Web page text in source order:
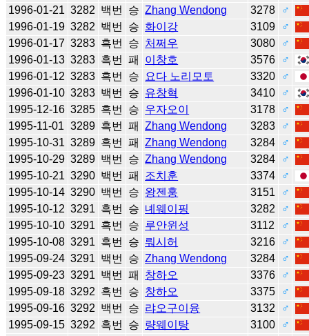
1996-01-21 3282 백번 승 Zhang Wendong 3278
♂
1996-01-19 3282 백번 승 화이강 3109
♂
1996-01-17 3283 흑번 승 처쩌우 3080
♂
1996-01-13 3283 흑번 패 이창호 3576
♂
1996-01-12 3283 흑번 승 요다 노리모토 3320
♂
1996-01-10 3283 백번 승 유창혁 3410
♂
1995-12-16 3285 흑번 승 우자오이 3178
♂
1995-11-01 3289 흑번 패 Zhang Wendong 3283
♂
1995-10-31 3289 흑번 패 Zhang Wendong 3284
♂
1995-10-29 3289 백번 승 Zhang Wendong 3284
♂
1995-10-21 3290 백번 패 조치훈 3374
♂
1995-10-14 3290 백번 승 왕젠훙 3151
♂
1995-10-12 3291 흑번 승 녜웨이핑 3282
♂
1995-10-10 3291 흑번 승 루안윈성 3112
♂
1995-10-08 3291 흑번 승 뤄시허 3216
♂
1995-09-24 3291 백번 승 Zhang Wendong 3284
♂
1995-09-23 3291 백번 패 창하오 3376
♂
1995-09-18 3292 흑번 승 창하오 3375
♂
1995-09-16 3292 백번 승 랴오구이융 3132
♂
1995-09-15 3292 흑번 승 량웨이탕 3100
♂